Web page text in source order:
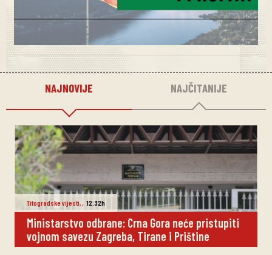
NAJNOVIJE NAJČITANIJE
Titogradske vijesti 12:32h
Ministarstvo odbrane: Crna Gora neće pristupiti
vojnom savezu Zagreba, Tirane i Prištine